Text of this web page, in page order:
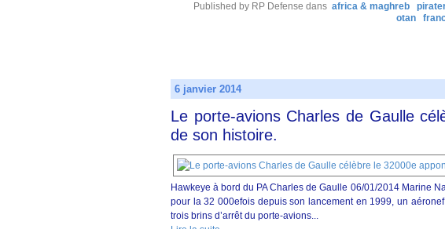
Published by RP Defense dans africa & maghreb
otan
6 janvier 2014
Le porte-avions Charles de Gaulle
de son histoire.
Hawkeye à bord du PA Charles de Gaulle 06/01/2014 Marine
pour la 32 000efois depuis son lancement en 1999, un
trois brins d’arrêt du porte-avions...